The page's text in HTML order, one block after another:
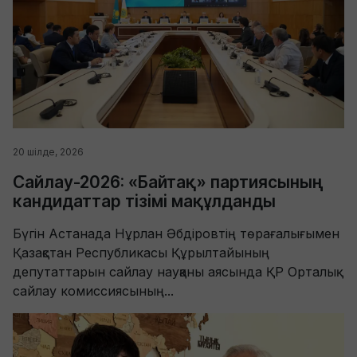
20 шілде, 2026
Сайлау-2026: «Байтақ» партиясының
кандидаттар тізімі мақұлданды
Бүгін Астанада Нұрлан Әбдіровтің төрағалығымен
Қазақстан Республикасы Құрылтайының
депутаттарын сайлау науқаны аясында ҚР Орталық
сайлау комиссиясының...